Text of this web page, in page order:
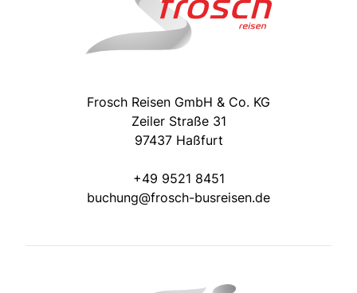
Frosch Reisen GmbH & Co. KG
Zeiler Straße 31
97437 Haßfurt
+49 9521 8451
buchung@frosch-busreisen.de